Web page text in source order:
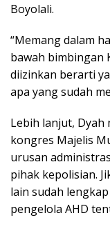
Boyolali.
“Memang dalam
bawah bimbingan
diizinkan berarti
apa yang sudah
Lebih lanjut, Dyah
kongres Majelis
urusan
pihak kepolisian.
lain sudah
pengelola AHD